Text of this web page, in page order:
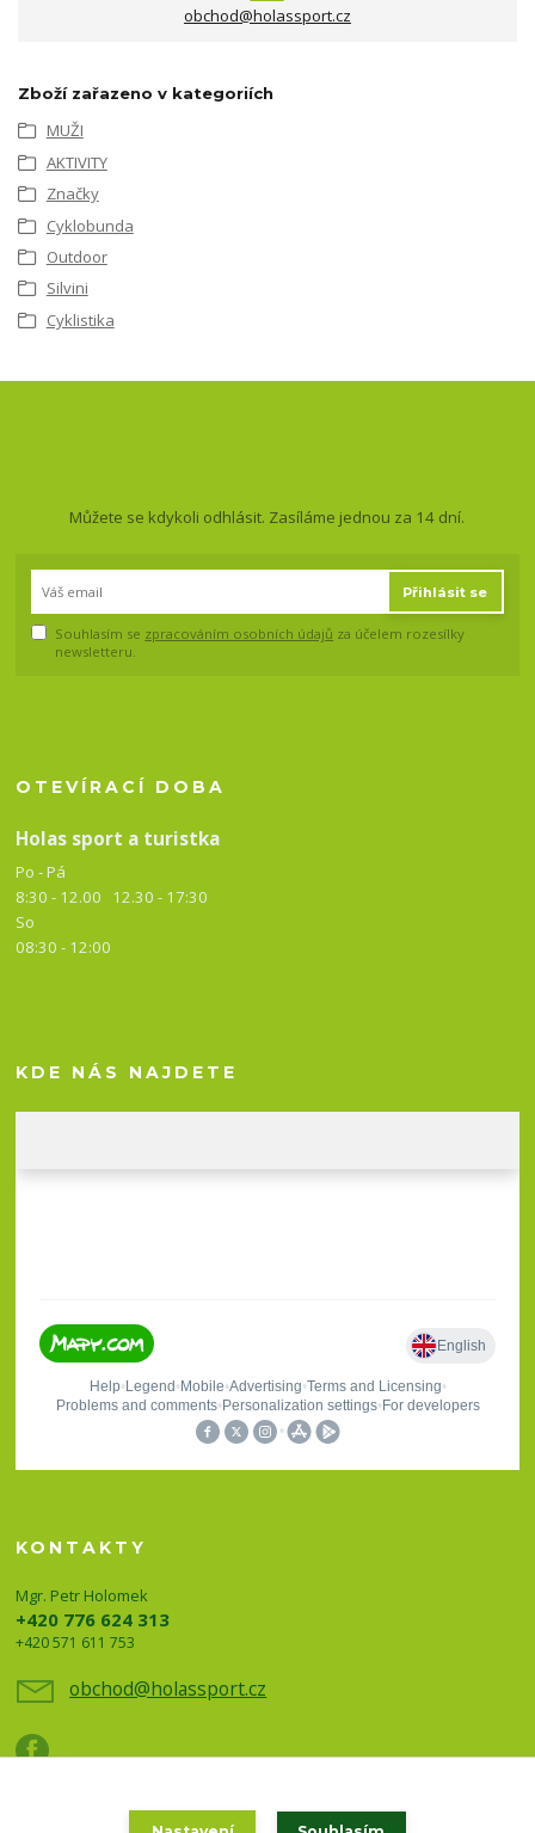
obchod@holassport.cz
Zboží zařazeno v kategoriích
MUŽI
AKTIVITY
Značky
Cyklobunda
Outdoor
Silvini
Cyklistika
Můžete se kdykoli odhlásit. Zasíláme jednou za 14 dní.
Přihlásit se
Souhlasím se zpracováním osobních údajů za účelem rozesílky
newsletteru.
OTEVÍRACÍ DOBA
Holas sport a turistka
Po - Pá
8:30 - 12.00 12.30 - 17:30
So
08:30 - 12:00
KDE NÁS NAJDETE
KONTAKTY
Mgr. Petr Holomek
+420 776 624 313
+420 571 611 753
obchod@holassport.cz